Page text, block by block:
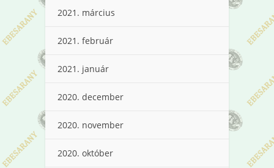
2021. március
2021. február
2021. január
2020. december
2020. november
2020. október